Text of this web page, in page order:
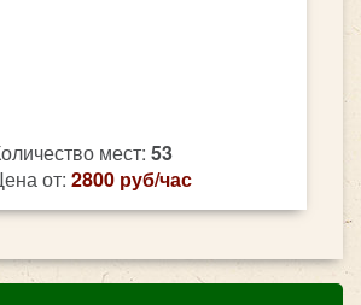
мест: 53
от: 2800 руб/час